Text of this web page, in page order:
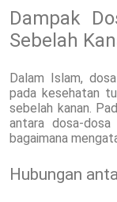
Dampak
Sebelah
Dalam Islam,
pada kesehatan
sebelah kanan.
antara dosa-
bagaimana
Hubungan